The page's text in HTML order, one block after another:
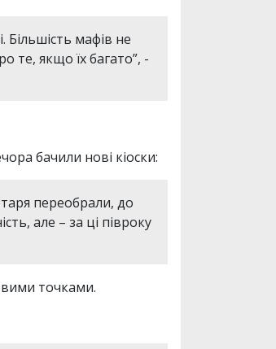
Більшість мафів не
те, якщо їх багато”, -
бачили нові кіоски:
переобрали, до
але – за ці півроку
точками.